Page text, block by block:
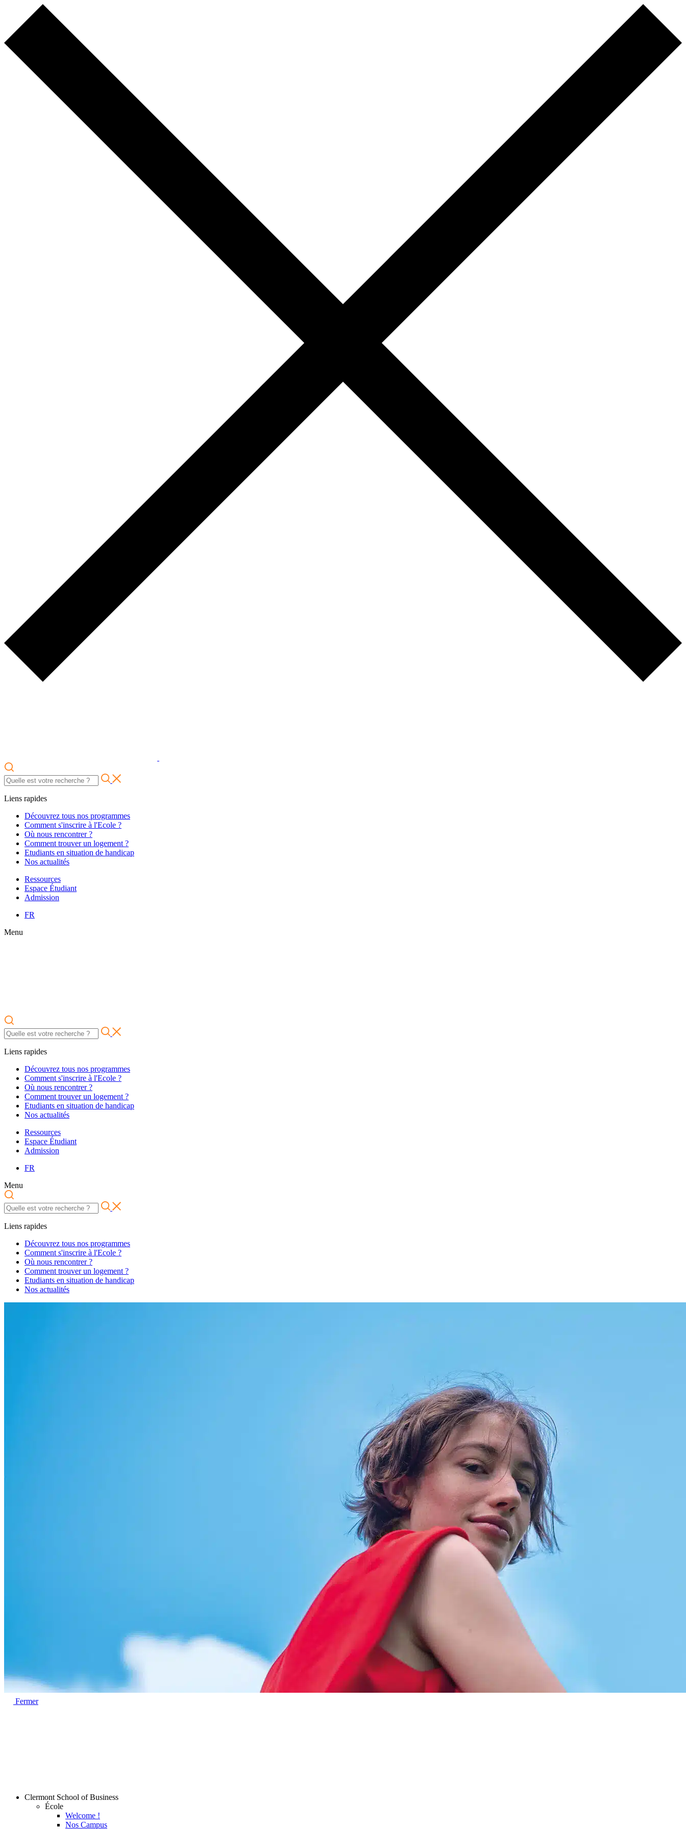
Liens rapides
Découvrez tous nos programmes
Comment s'inscrire à l'Ecole ?
Où nous rencontrer ?
Comment trouver un logement ?
Etudiants en situation de handicap
Nos actualités
Ressources
Espace Étudiant
Admission
FR
Menu
Liens rapides
Découvrez tous nos programmes
Comment s'inscrire à l'Ecole ?
Où nous rencontrer ?
Comment trouver un logement ?
Etudiants en situation de handicap
Nos actualités
Ressources
Espace Étudiant
Admission
FR
Menu
Liens rapides
Découvrez tous nos programmes
Comment s'inscrire à l'Ecole ?
Où nous rencontrer ?
Comment trouver un logement ?
Etudiants en situation de handicap
Nos actualités
Fermer
Clermont School of Business
École
Welcome !
Nos Campus